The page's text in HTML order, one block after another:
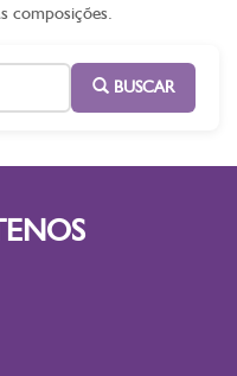
composições.
BUSCAR